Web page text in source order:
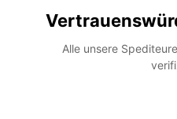
Alle unsere